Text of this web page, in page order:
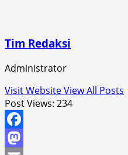
Tim Redaksi
Administrator
Visit WebsiteView All Posts
Post Views: 234
Facebook